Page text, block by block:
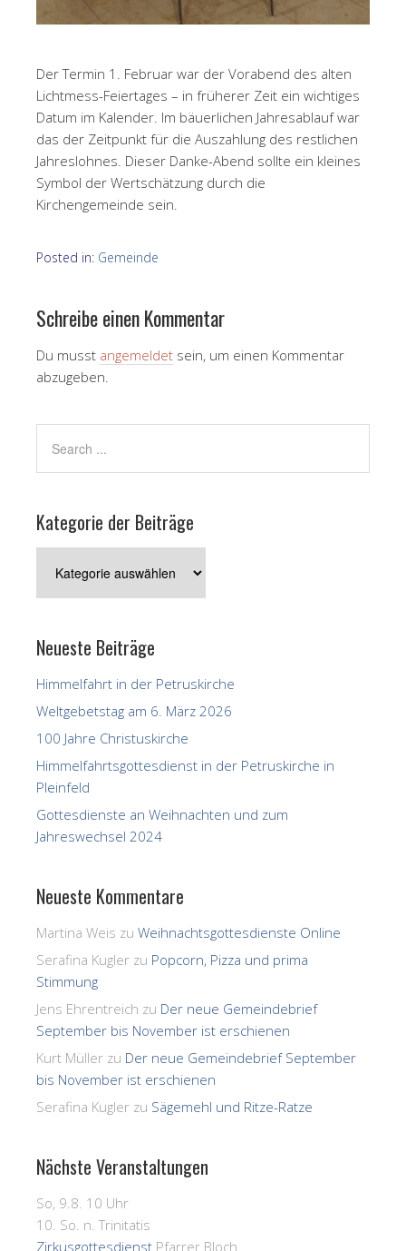
Der Termin 1. Februar war der Vorabend des alten
Lichtmess-Feiertages – in früherer Zeit ein wichtiges
Datum im Kalender. Im bäuerlichen Jahresablauf war
das der Zeitpunkt für die Auszahlung des restlichen
Jahreslohnes. Dieser Danke-Abend sollte ein kleines
Symbol der Wertschätzung durch die
Kirchengemeinde sein.
Posted in: Gemeinde
Schreibe einen Kommentar
Du musst angemeldet sein, um einen Kommentar
abzugeben.
Kategorie der Beiträge
der
Beiträge
Neueste Beiträge
Himmelfahrt in der Petruskirche
Weltgebetstag am 6. März 2026
100 Jahre Christuskirche
Himmelfahrtsgottesdienst in der Petruskirche in
Pleinfeld
Gottesdienste an Weihnachten und zum
Jahreswechsel 2024
Neueste Kommentare
Martina Weis zu Weihnachtsgottesdienste Online
Serafina Kugler zu Popcorn, Pizza und prima
Stimmung
Jens Ehrentreich zu Der neue Gemeindebrief
September bis November ist erschienen
Kurt Müller zu Der neue Gemeindebrief September
bis November ist erschienen
Serafina Kugler zu Sägemehl und Ritze-Ratze
Nächste Veranstaltungen
So, 9.8. 10 Uhr
10. So. n. Trinitatis
Zirkusgottesdienst Pfarrer Bloch